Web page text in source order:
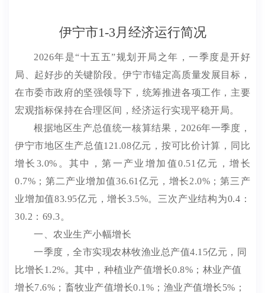
伊宁市1-3月经济运行简况
2026年是“十五五”规划开局之年，一季度是开好
局、起好步的关键阶段。伊宁市锚定高质量发展目标，
在市委市政府的坚强领导下，统筹推进各项工作，主要
宏观指标保持在合理区间，经济运行实现平稳开局。
根据地区生产总值统一核算结果， 2026年一季度，
伊宁市地区生产总值121.08亿元，按可比价计算，同比
增长 3.0% 。其中，第一产业增加值0.51 亿元，增长
0.7% ；第二产业增加值36.61 亿元，增长2.0% ；第三产
业增加值83.95亿元，增长3.5%。 三次产业结构为0.4：
30.2：69.3。
一、农业生产小幅增长
一季度，全市实现农林牧渔业总产值4.15亿元，同
比增长1.2%。其中， 种植业产值增长0.8% ；林业产值
增长7.6% ；畜牧业产值增长0.1 % ；渔业产值增长5% ；